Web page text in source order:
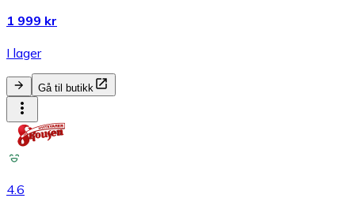
1 999 kr
I lager
Gå til butikk
4.6